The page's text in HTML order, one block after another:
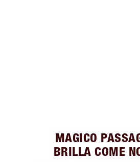
MAGICO
BRILLA COME